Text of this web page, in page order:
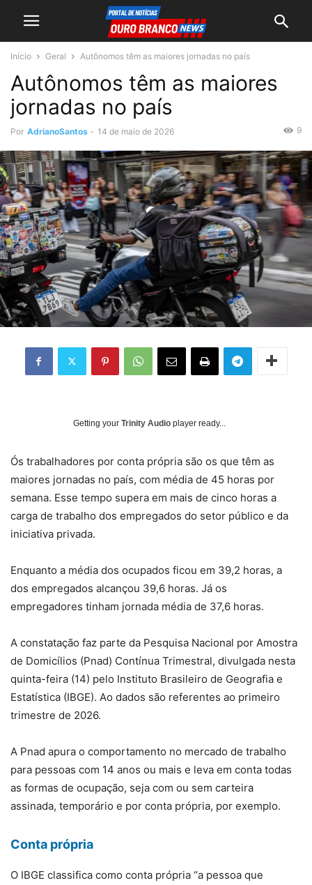
Início Geral Autônomos têm as maiores jornadas no país
Autônomos têm as maiores
jornadas no país
Por AdrianoSantos - 14 de maio de 2026 9
Getting your Trinity Audio player ready...
Ós trabalhadores por conta própria são os que têm as
maiores jornadas no país, com média de 45 horas por
semana. Esse tempo supera em mais de cinco horas a
carga de trabalho dos empregados do setor público e da
iniciativa privada.
Enquanto a média dos ocupados ficou em 39,2 horas, a
dos empregados alcançou 39,6 horas. Já os
empregadores tinham jornada média de 37,6 horas.
A constatação faz parte da Pesquisa Nacional por Amostra
de Domicílios (Pnad) Contínua Trimestral, divulgada nesta
quinta-feira (14) pelo Instituto Brasileiro de Geografia e
Estatística (IBGE). Ao dados são referentes ao primeiro
trimestre de 2026.
A Pnad apura o comportamento no mercado de trabalho
para pessoas com 14 anos ou mais e leva em conta todas
as formas de ocupação, seja com ou sem carteira
assinada, temporário e por conta própria, por exemplo.
Conta própria
O IBGE classifica como conta própria “a pessoa que